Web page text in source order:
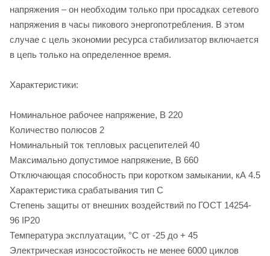
напряжения – он необходим только при просадках сетевого
напряжения в часы пикового энергопотребления. В этом
случае с цель экономии ресурса стабилизатор включается
в цепь только на определенное время.
Характеристики:
Номинальное рабочее напряжение, В 220
Количество полюсов 2
Номинальный ток тепловых расцепителей 40
Максимально допустимое напряжение, В 660
Отключающая способность при коротком замыкании, кА 4.5
Характеристика срабатывания тип С
Степень защиты от внешних воздействий по ГОСТ 14254-
96 IP20
Температура эксплуатации, °С от -25 до + 45
Электрическая износостойкость не менее 6000 циклов